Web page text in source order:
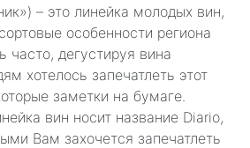
– это линейка молодых вин,
особенности региона
дегустируя вина
хотелось запечатлеть этот
заметки на бумаге.
вин носит название Diario,
Вам захочется запечатлеть